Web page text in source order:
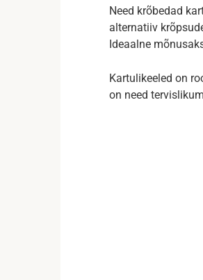
Need krõbedad
alternatiiv
Ideaalne
Kartulikeeled on
on need